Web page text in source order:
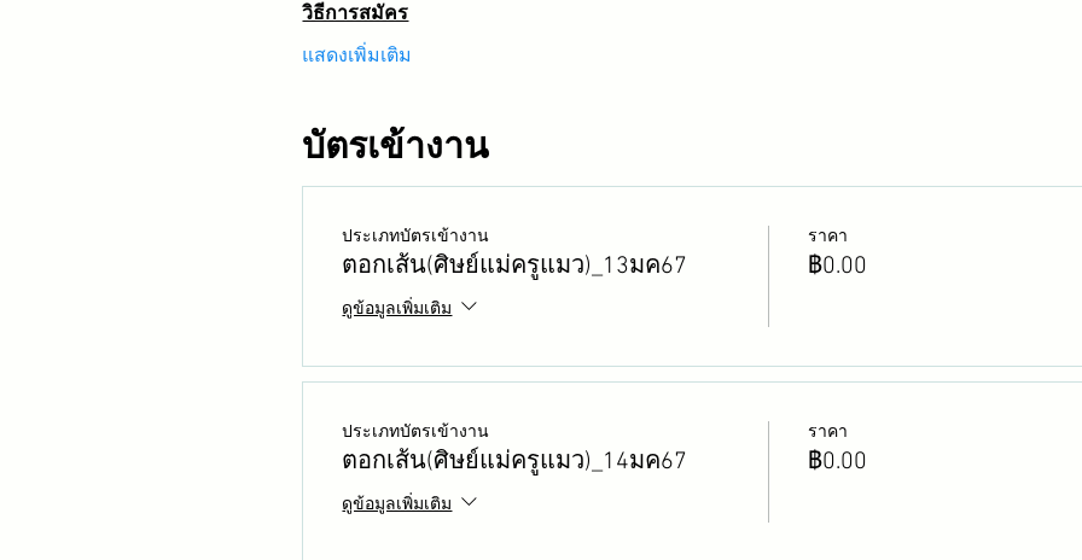
วิธีการสมัคร
แสดงเพิ่มเติม
บัตรเข้างาน
ประเภทบัตรเข้างาน
ตอกเส้น(ศิษย์แม่ครูแมว)_13มค67
ดูข้อมูลเพิ่มเติม
ราคา
฿0.00
ประเภทบัตรเข้างาน
ตอกเส้น(ศิษย์แม่ครูแมว)_14มค67
ดูข้อมูลเพิ่มเติม
ราคา
฿0.00